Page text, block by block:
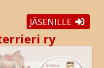
JÄSENILLE
ry